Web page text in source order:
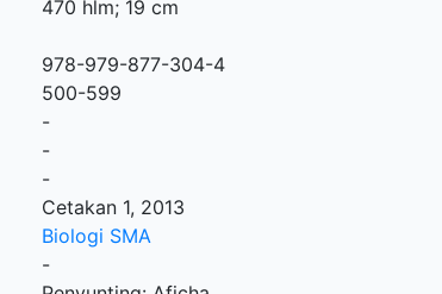
470 hlm; 19 cm
978-979-877-304-4
500-599
-
-
-
Cetakan 1, 2013
Biologi SMA
-